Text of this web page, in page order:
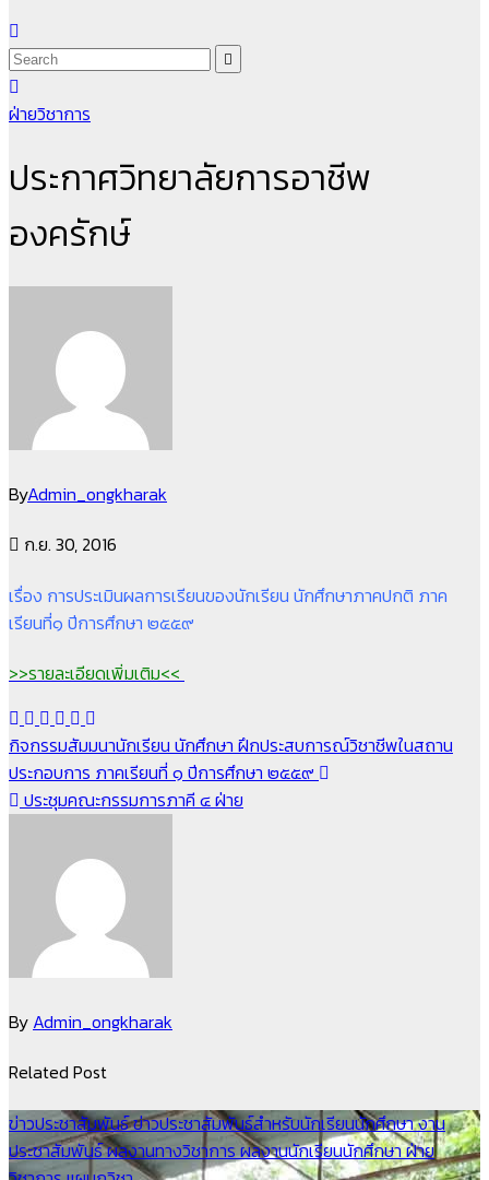
ฝ่ายวิชาการ
ประกาศวิทยาลัยการอาชีพ
องครักษ์
ByAdmin_ongkharak
ก.ย. 30, 2016
เรื่อง การประเมินผลการเรียนของนักเรียน นักศึกษาภาคปกติ ภาค
เรียนที่๑ ปีการศึกษา ๒๕๕๙
>>รายละเอียดเพิ่มเติม<<
แนะแนว
เรื่อง
กิจกรรมสัมมนานักเรียน นักศึกษา ฝึกประสบการณ์วิชาชีพในสถาน
ประกอบการ ภาคเรียนที่ ๑ ปีการศึกษา ๒๕๕๙
ประชุมคณะกรรมการภาคี ๔ ฝ่าย
By Admin_ongkharak
Related Post
ข่าวประชาสัมพันธ์ข่าวประชาสัมพันธ์สำหรับนักเรียนนักศึกษางาน
ประชาสัมพันธ์ผลงานทางวิชาการผลงานนักเรียนนักศึกษาฝ่าย